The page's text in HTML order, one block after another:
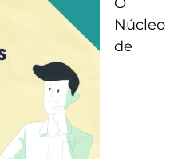
O
Núcleo